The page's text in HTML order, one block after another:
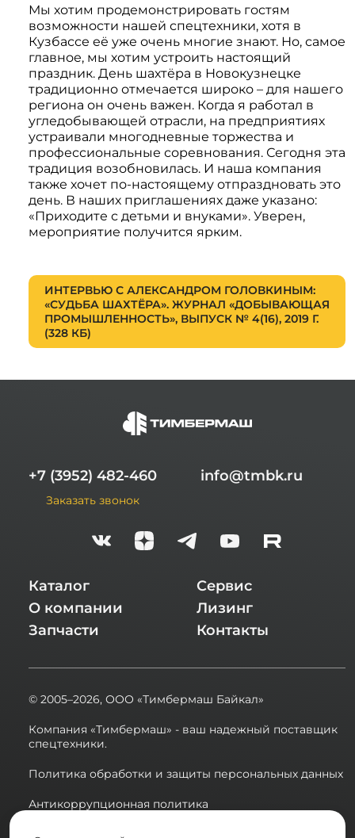
Мы хотим продемонстрировать гостям
возможности нашей спецтехники, хотя в
Кузбассе её уже очень многие знают. Но, самое
главное, мы хотим устроить настоящий
праздник. День шахтёра в Новокузнецке
традиционно отмечается широко – для нашего
региона он очень важен. Когда я работал в
угледобывающей отрасли, на предприятиях
устраивали многодневные торжества и
профессиональные соревнования. Сегодня эта
традиция возобновилась. И наша компания
также хочет по-настоящему отпраздновать это
день. В наших приглашениях даже указано:
«Приходите с детьми и внуками». Уверен,
мероприятие получится ярким.
ИНТЕРВЬЮ С АЛЕКСАНДРОМ ГОЛОВКИНЫМ:
«СУДЬБА ШАХТЁРА». ЖУРНАЛ «ДОБЫВАЮЩАЯ
ПРОМЫШЛЕННОСТЬ», ВЫПУСК № 4(16), 2019 Г.
(328 КБ)
+7 (3952) 482-460
Заказать звонок
info@tmbk.ru
Каталог
О компании
Запчасти
Сервис
Лизинг
Контакты
© 2005–2026, ООО «Тимбермаш Байкал»
Компания «Тимбермаш» - ваш надежный поставщик
спецтехники.
Политика обработки и защиты персональных данных
Антикоррупционная политика
Сводная ведомость результатов проведения СОУТ в